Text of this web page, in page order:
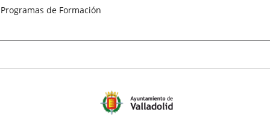
Programas de Formación